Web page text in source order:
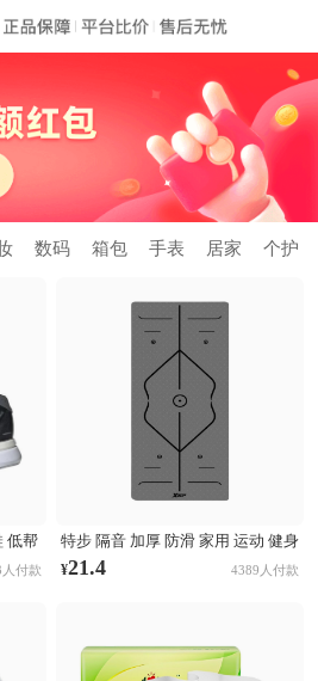
数码 箱包 手表 居家 个护
低帮
支撑
付款
特步 隔音 加厚 防滑 家用 运动 健身
跳操 TPE 方形 瑜伽垫 AJA001 浅灰
¥21.4 4389人付款